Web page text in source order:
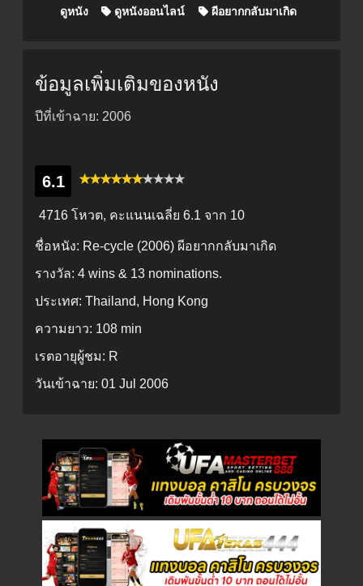
ดูหนัง
ดูหนังออนไลน์ ผีอยากกลับมาเกิด
ข้อมูลเพิ่มเติมของหนัง
ปีที่เข้าฉาย: 2006
6.1
4716 โหวต, คะแนนเฉลี่ย 6.1 จาก 10
ชื่อหนัง: Re-cycle (2006) ผีอยากกลับมาเกิด
รางวัล: 4 wins & 13 nominations.
ประเทศ: Thailand, Hong Kong
ความยาว: 108 min
เรตอายุผู้ชม: R
วันเข้าฉาย: 01 Jul 2006